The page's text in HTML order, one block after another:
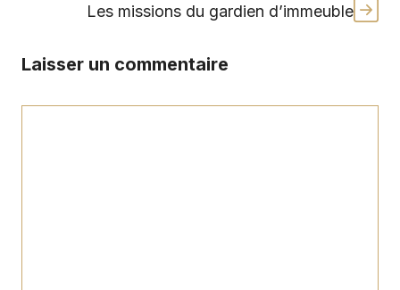
Les missions du gardien d’immeuble
Laisser un commentaire